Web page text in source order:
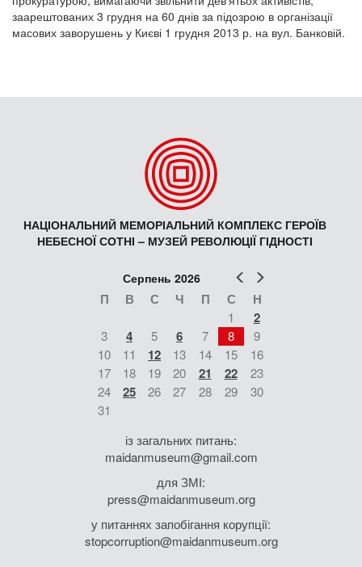
заарештованих 3 грудня на 60 днів за підозрою в організації
масових заворушень у Києві 1 грудня 2013 р. на вул. Банковій.
НАЦІОНАЛЬНИЙ МЕМОРІАЛЬНИЙ КОМПЛЕКС ГЕРОЇВ
НЕБЕСНОЇ СОТНІ – МУЗЕЙ РЕВОЛЮЦІЇ ГІДНОСТІ
Попер
Серпень 2026
П В С Ч П С Н
1 2
3 4 5 6 7 8
9
10
11 12 13 14 15
16
17
18 19 20 21 22
23
24
25 26 27 28 29
30
31
із загальних питань:
maidanmuseum@gmail.com
для ЗМІ:
press@maidanmuseum.org
у питаннях запобігання корупції:
stopcorruption@maidanmuseum.org